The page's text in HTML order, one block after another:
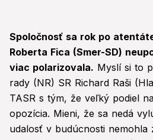
Spoločnosť sa rok po
Roberta Fica (Smer-SD)
viac polarizovala. Myslí si to
rady (NR) SR Richard Raši
TASR s tým, že veľký podiel
opozícia. Mieni, že sa nedá
udalosť v budúcnosti nemohla